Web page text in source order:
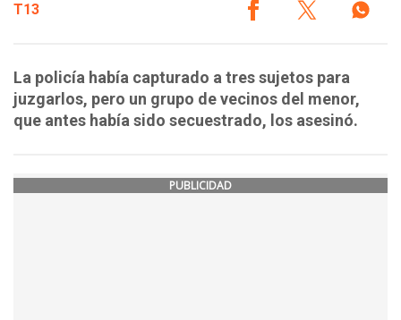
T13
La policía había capturado a tres sujetos para
juzgarlos, pero un grupo de vecinos del menor,
que antes había sido secuestrado, los asesinó.
PUBLICIDAD